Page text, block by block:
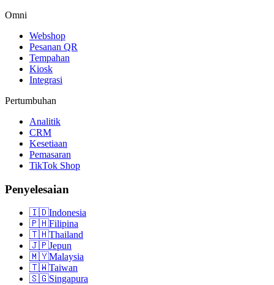
Omni
Webshop
Pesanan QR
Tempahan
Kiosk
Integrasi
Pertumbuhan
Analitik
CRM
Kesetiaan
Pemasaran
TikTok Shop
Penyelesaian
🇮🇩Indonesia
🇵🇭Filipina
🇹🇭Thailand
🇯🇵Jepun
🇲🇾Malaysia
🇹🇼Taiwan
🇸🇬Singapura